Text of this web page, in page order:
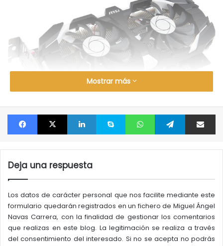
Parece ser queuna GTX 1050 con solo 2GB de memoria
de video no son suficientes para juegos modernos,
incluso jugando en resoluciones bajas (720p) y en
menor calidad, por lo que un modelo con 3GB sería una
decisión más que acertada. Sin embargo, lo que
también parece posible es una reducción en el ancho
del bus de memoria, que pasaría a ser de 96 bits.
Mostrar más
Facebook X LinkedIn Skype WhatsApp Telegram
Deja una respuesta
Los datos de carácter personal que nos facilite mediante este
formulario quedarán registrados en un fichero de Miguel Ángel
Navas Carrera, con la finalidad de gestionar los comentarios
que realizas en este blog. La legitimación se realiza a través
del consentimiento del interesado. Si no se acepta no podrás